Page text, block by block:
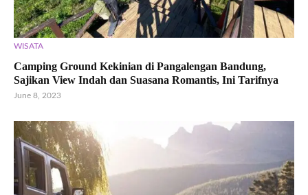
WISATA
Camping Ground Kekinian di Pangalengan Bandung,
Sajikan View Indah dan Suasana Romantis, Ini Tarifnya
June 8, 2023